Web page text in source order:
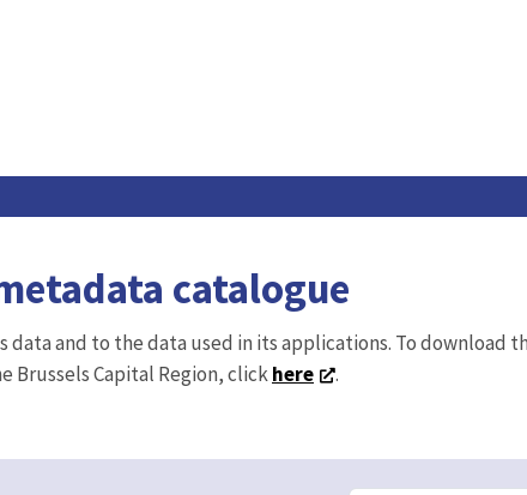
catalogue
data and to the data used in its applications. To
Brussels Capital Region, clickhere .